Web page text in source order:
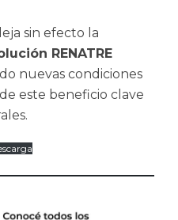
sin efecto la
RENATRE
nuevas condiciones
este beneficio clave